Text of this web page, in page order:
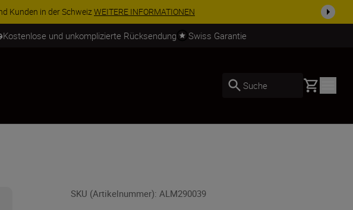
Sie Ihre Ausrüstu...Jetzt einkaufen
Kostenlose und unkomplizierte Rücksendung Swiss Garantie
Suche Basket
SKU (Artikelnummer):ALM290039